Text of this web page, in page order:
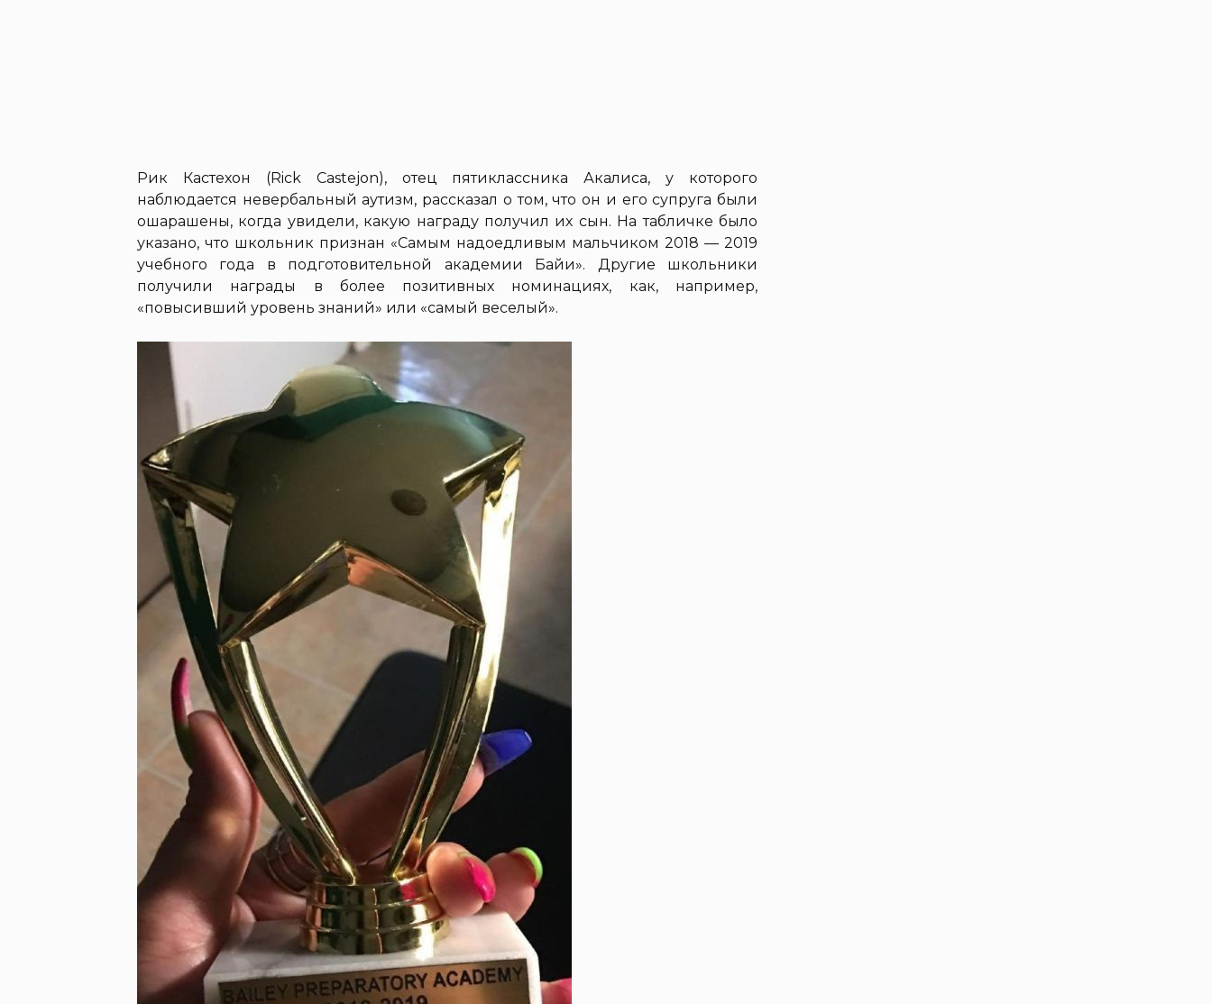
Рик Кастехон (Rick Castejon), отец пятиклассника Акалиса, у которого
наблюдается невербальный аутизм, рассказал о том, что он и его супруга были
ошарашены, когда увидели, какую награду получил их сын. На табличке было
указано, что школьник признан «Самым надоедливым мальчиком 2018 — 2019
учебного года в подготовительной академии Байи». Другие школьники
получили награды в более позитивных номинациях, как, например,
«повысивший уровень знаний» или «самый веселый».